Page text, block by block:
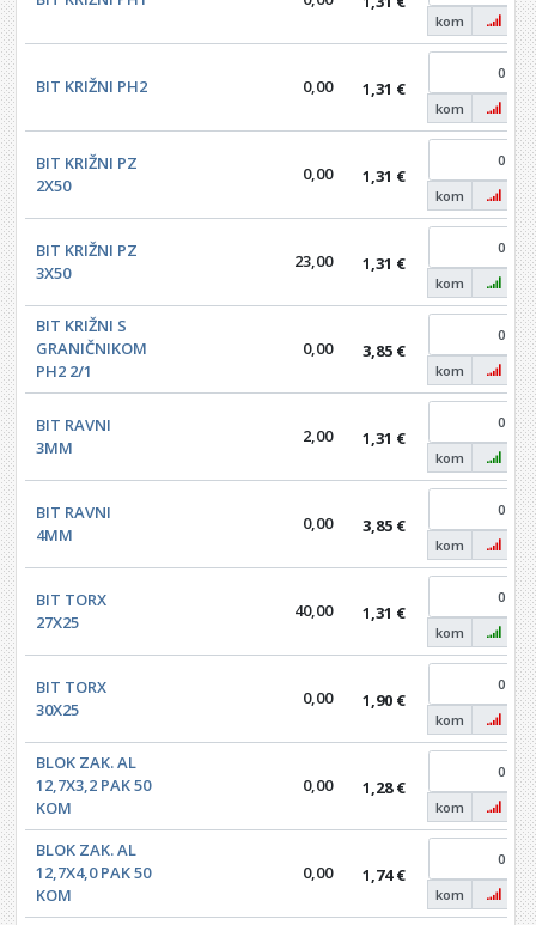
kom
BIT KRIŽNI PH2 0,00 1,31 €
kom
BIT KRIŽNI PZ
2X50
0,00 1,31 €
kom
BIT KRIŽNI PZ
3X50
23,00 1,31 €
kom
BIT KRIŽNI S
GRANIČNIKOM
PH2 2/1
0,00 3,85 €
kom
BIT RAVNI
3MM
2,00 1,31 €
kom
BIT RAVNI
4MM
0,00 3,85 €
kom
BIT TORX
27X25
40,00 1,31 €
kom
BIT TORX
30X25
0,00 1,90 €
kom
BLOK ZAK. AL
12,7X3,2 PAK 50
KOM
0,00 1,28 €
kom
BLOK ZAK. AL
12,7X4,0 PAK 50
KOM
0,00 1,74 €
kom